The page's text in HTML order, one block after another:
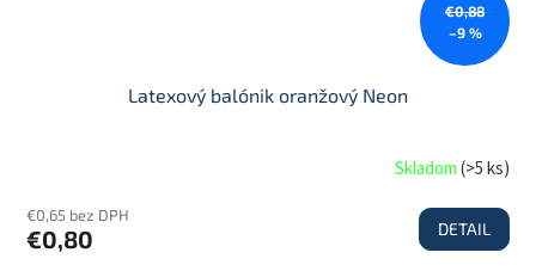
€0,88
–9 %
Latexový balónik oranžový Neon
Skladom(>5 ks)
€0,65 bez DPH
€0,80 DETAIL